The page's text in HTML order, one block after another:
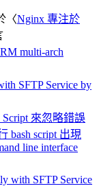
〈Nginx 專注於
multi-arch
SFTP Service by
Script 來忽略錯誤
bash script 出現
line interface
with SFTP Service